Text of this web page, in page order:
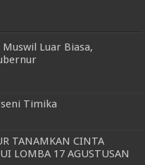
Luar Biasa,
Timika
TANAMKAN CINTA
LOMBA 17 AGUSTUSAN